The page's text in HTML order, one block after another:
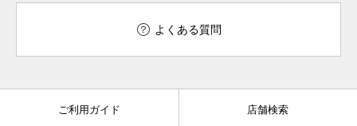
よくある質問
ご利用ガイド 店舗検索